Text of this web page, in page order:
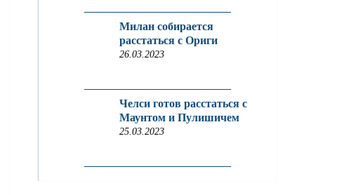
Милан собирается
расстаться с Ориги
26.03.2023
Челси готов расстаться с
Маунтом и Пулишичем
25.03.2023